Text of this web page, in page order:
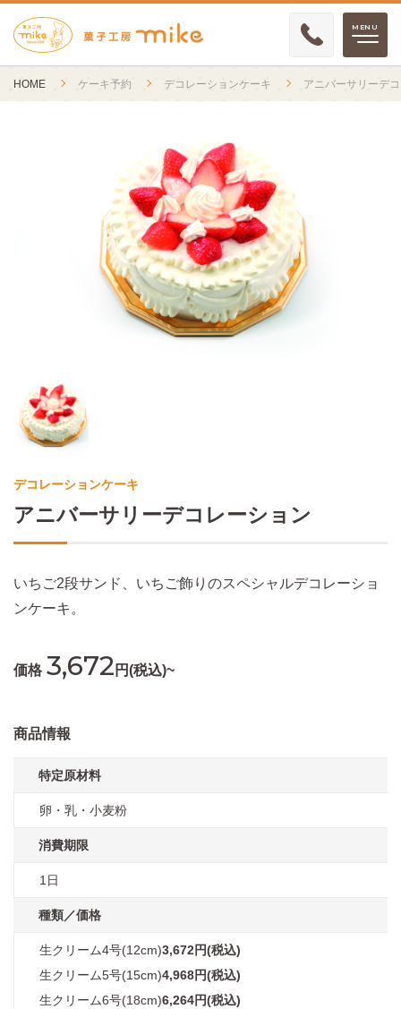
HOME ケーキ予約 デコレーションケーキ アニバーサリーデ
デコレーションケーキ
アニバーサリーデコレーション
いちご2段サンド、いちご飾りのスペシャルデコレーショ
ンケーキ。
価格 3,672 円(税込)~
商品情報
特定原材料
卵・乳・小麦粉
消費期限
1日
種類／価格
生クリーム4号(12cm)3,672円(税込)
生クリーム5号(15cm)4,968円(税込)
生クリーム6号(18cm)6,264円(税込)